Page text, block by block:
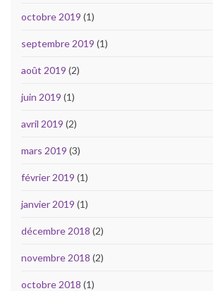
octobre 2019 (1)
septembre 2019 (1)
août 2019 (2)
juin 2019 (1)
avril 2019 (2)
mars 2019 (3)
février 2019 (1)
janvier 2019 (1)
décembre 2018 (2)
novembre 2018 (2)
octobre 2018 (1)